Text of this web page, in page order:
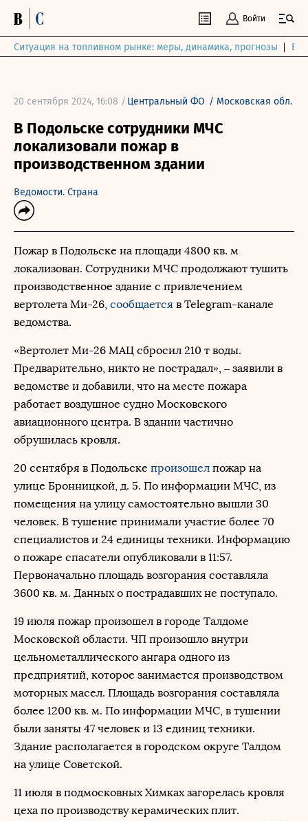
Войти
Ситуация на топливном рынке: меры, динамика, прогнозы
20 сентября 2024, 16:08 / Центральный ФО / Московская обл.
В Подольске сотрудники МЧС
локализовали пожар в
производственном здании
Ведомости. Страна
Пожар в Подольске на площади 4800 кв. м
локализован. Сотрудники МЧС продолжают тушить
производственное здание с привлечением
вертолета Ми-26, сообщается в Telegram-канале
ведомства.
«Вертолет Ми-26 МАЦ сбросил 210 т воды.
Предварительно, никто не пострадал», – заявили в
ведомстве и добавили, что на месте пожара
работает воздушное судно Московского
авиационного центра. В здании частично
обрушилась кровля.
20 сентября в Подольске произошел пожар на
улице Бронницкой, д. 5. По информации МЧС, из
помещения на улицу самостоятельно вышли 30
человек. В тушение принимали участие более 70
специалистов и 24 единицы техники. Информацию
о пожаре спасатели опубликовали в 11:57.
Первоначально площадь возгорания составляла
3600 кв. м. Данных о пострадавших не поступало.
19 июля пожар произошел в городе Талдоме
Московской области. ЧП произошло внутри
цельнометаллического ангара одного из
предприятий, которое занимается производством
моторных масел. Площадь возгорания составляла
более 1200 кв. м. По информации МЧС, в тушении
были заняты 47 человек и 13 единиц техники.
Здание располагается в городском округе Талдом
на улице Советской.
11 июля в подмосковных Химках загорелась кровля
цеха по производству керамических плит.